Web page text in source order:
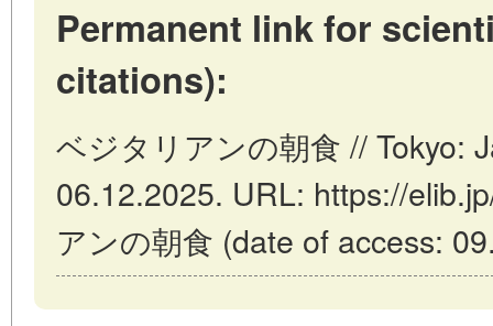
Permanent link for
citations):
ベジタリアンの朝食 // Tokyo:
06.12.2025. URL: https://
アンの朝食 (date of access: